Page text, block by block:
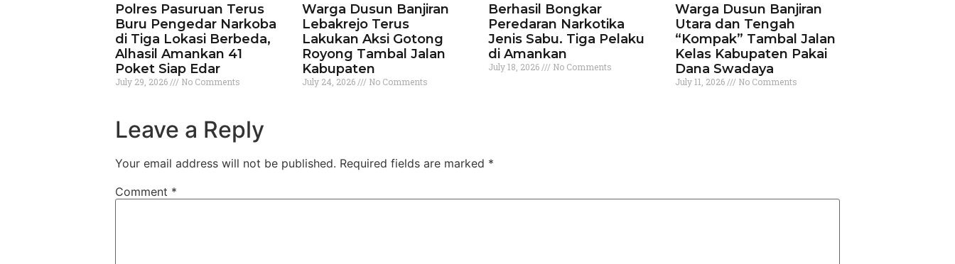
Polres Pasuruan Terus
Buru Pengedar Narkoba
di Tiga Lokasi Berbeda,
Alhasil Amankan 41
Poket Siap Edar
July 29, 2026 No Comments
Warga Dusun Banjiran
Lebakrejo Terus
Lakukan Aksi Gotong
Royong Tambal Jalan
Kabupaten
July 24, 2026 No Comments
Berhasil Bongkar
Peredaran Narkotika
Jenis Sabu. Tiga Pelaku
di Amankan
July 18, 2026 No Comments
Warga Dusun Banjiran
Utara dan Tengah
“Kompak” Tambal Jalan
Kelas Kabupaten Pakai
Dana Swadaya
July 11, 2026 No Comments
Leave a Reply
Your email address will not be published. Required fields are marked *
Comment *